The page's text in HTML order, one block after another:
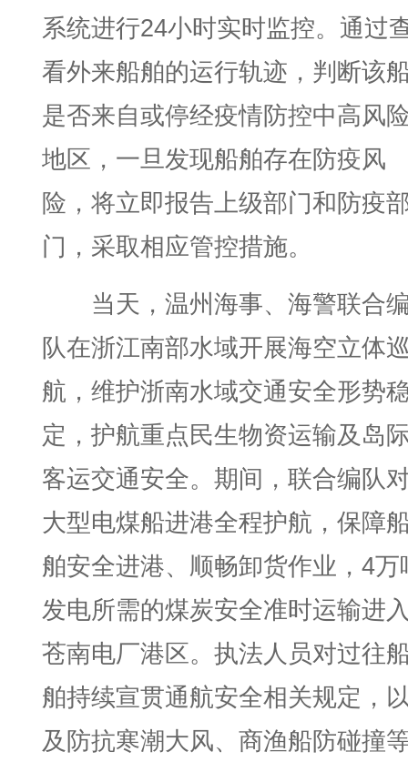
系统进行24小时实时监控。通过
看外来船舶的运行轨迹，判断该
是否来自或停经疫情防控中高风
地区，一旦发现船舶存在防疫风
险，将立即报告上级部门和防疫
门，采取相应管控措施。
当天，温州海事、海警联合
队在浙江南部水域开展海空立体
航，维护浙南水域交通安全形势
定，护航重点民生物资运输及岛
客运交通安全。期间，联合编队
大型电煤船进港全程护航，保障
舶安全进港、顺畅卸货作业，4万
发电所需的煤炭安全准时运输进
苍南电厂港区。执法人员对过往
舶持续宣贯通航安全相关规定，
及防抗寒潮大风、商渔船防碰撞